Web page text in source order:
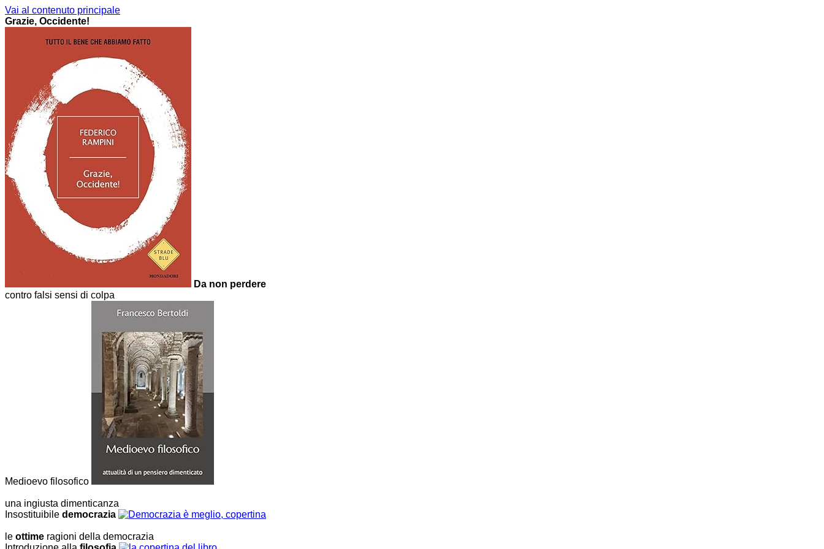
Vai al contenuto principale
Grazie, Occidente!
Da non perdere
contro falsi sensi di colpa
Medioevo filosofico
una ingiusta dimenticanza
Insostituibile democrazia
le ottime ragioni della democrazia